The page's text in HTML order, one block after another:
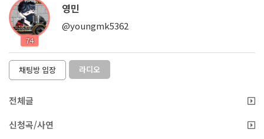
74
영민
@youngmk5362
채팅방 입장 라디오
전체글
신청곡/사연